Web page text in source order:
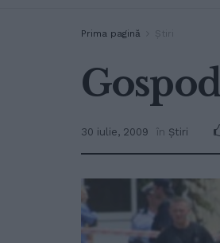
Prima pagină Ştiri
30 iulie, 2009 în Ştiri